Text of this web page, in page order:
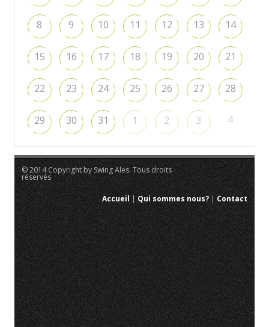
8 9 10 11 12 13 14
15 16 17 18 19 20 21
22 23 24 25 26 27 28
29 30 31 1 2 3 4
© 2014 Copyright by Swing Ales. Tous droits
réservés
Accueil|Qui sommes nous?| Contact